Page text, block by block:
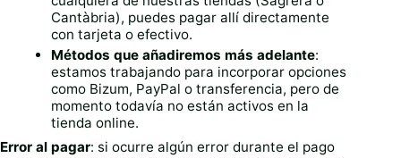
Cantàbria), puedes pagar allí directamente
con tarjeta o efectivo.
Métodos que añadiremos más adelante:
estamos trabajando para incorporar opciones
como Bizum, PayPal o transferencia, pero de
momento todavía no están activos en la
tienda online.
Error al pagar: si ocurre algún error durante el pago